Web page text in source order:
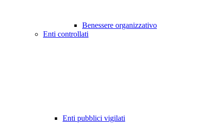
Benessere organizzativo
Enti controllati
Enti pubblici vigilati